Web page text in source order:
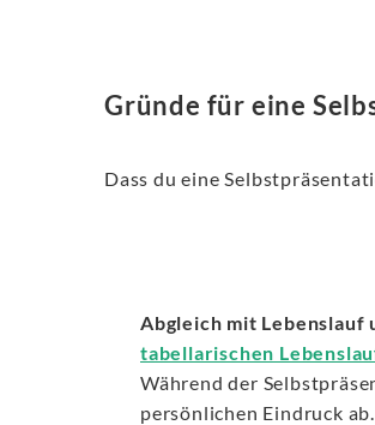
Gründe für eine
Dass du eine
Abgleich mit Lebenslauf
tabellarischen
Während der
persönlichen Eindruck